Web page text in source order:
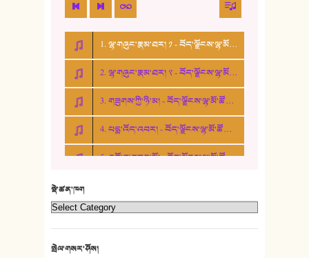
16. ལྷ་བུ་དར་བུ།
17. ང་བོད་པ་ཡིན། - ཕུར་བུ་རྣམ་རྒྱལ།
18. ང་ལ་བྱམས་པའི་ཨ་མ།
19. ཆ་རྐྱེན་མེད་པའི་སེམས།
20. བསྟན་རྒྱས་གླིང་།
23. ཕོ་རྒོད་པོ།
1. ལྷ་གཞུང་རྣམ་ཐར། ༡ - བོད་ལྗོངས་ལྷ་མོ་ཚོགས་པ།
2. ལྷ་གཞུང་རྣམ་ཐར། ༢ - བོད་ལྗོངས་ལྷ་མོ་ཚོགས་པ།
3. གཟུགས་ཀྱི་ཉི་མ། - བོད་ལྗོངས་ལྷ་མོ་ཚོགས་པ།
4. པདྨ་འོད་འབར། - བོད་ལྗོངས་ལྷ་མོ་ཚོགས་པ།
5. འགྲོ་བ་བཟང་མོ། - བོད་ལྗོངས་ལྷ་མོ་ཚོགས་པ།
སྡེ་ཚན་ཁག
སྤེལ་གསར་ཤོས།